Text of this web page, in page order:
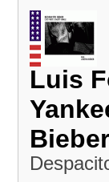
Luis
Bieber